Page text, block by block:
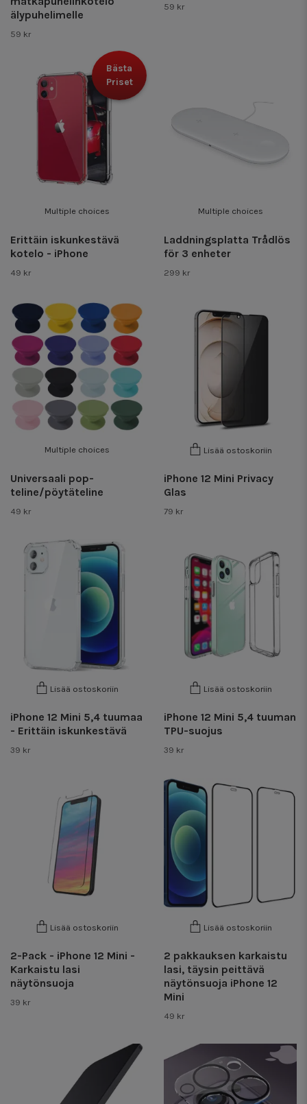
älypuhelimelle
59 kr
59 kr
Bästa
Priset
Multiple choices
Erittäin iskunkestävä
kotelo - iPhone
49 kr
Multiple choices
Laddningsplatta Trådlös
för 3 enheter
299 kr
Multiple choices
Universaali pop-
teline/pöytäteline
49 kr
Lisää ostoskoriin
iPhone 12 Mini Privacy
Glas
79 kr
Lisää ostoskoriin
iPhone 12 Mini 5,4 tuumaa
- Erittäin iskunkestävä
39 kr
Lisää ostoskoriin
iPhone 12 Mini 5,4 tuuman
TPU-suojus
39 kr
Lisää ostoskoriin
2-Pack - iPhone 12 Mini -
Karkaistu lasi
näytönsuoja
39 kr
Lisää ostoskoriin
2 pakkauksen karkaistu
lasi, täysin peittävä
näytönsuoja iPhone 12
Mini
49 kr